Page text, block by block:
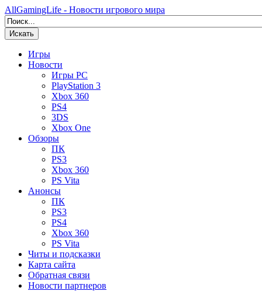
AllGamingLife - Новости игрового мира
Искать
Игры
Новости
Игры PC
PlayStation 3
Xbox 360
PS4
3DS
Xbox One
Обзоры
ПК
PS3
Xbox 360
PS Vita
Анонсы
ПК
PS3
PS4
Xbox 360
PS Vita
Читы и подсказки
Карта сайта
Обратная связи
Новости партнеров